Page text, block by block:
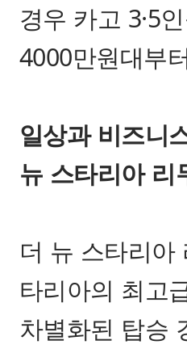
경우 카고 3·5
4000만원대부
일상과 비즈니
뉴 스타리아 리
더 뉴 스타리
타리아의 최고
차별화된 탑승